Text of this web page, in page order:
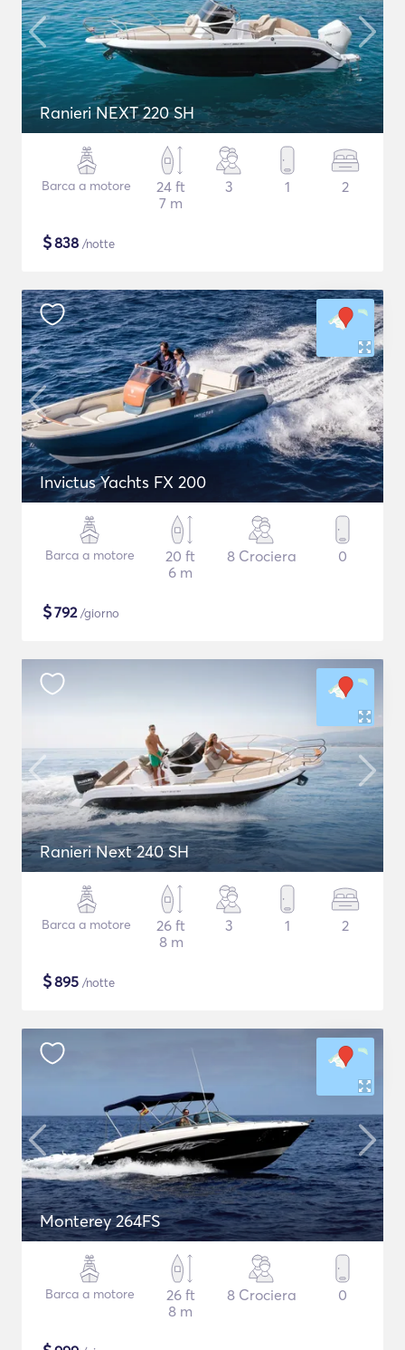
Ranieri NEXT 220 SH
Barca a motore
24 ft
7 m
3 1 2
$838 /notte
Invictus Yachts FX 200
Barca a motore
20 ft
6 m
8 Crociera 0
$792/giorno
Ranieri Next 240 SH
Barca a motore
26 ft
8 m
3 1 2
$895 /notte
Monterey 264FS
Barca a motore
26 ft
8 m
8 Crociera 0